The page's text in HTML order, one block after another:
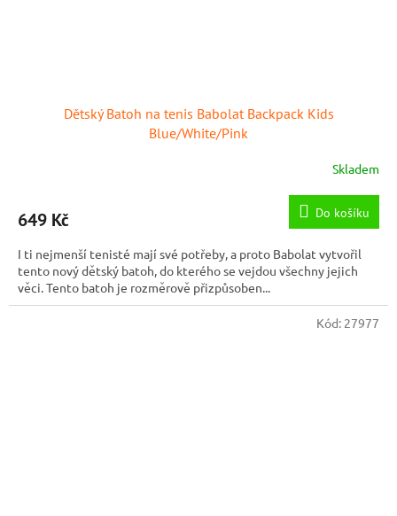
Dětský Batoh na tenis Babolat Backpack Kids
Blue/White/Pink
Skladem
649 Kč Do košíku
I ti nejmenší tenisté mají své potřeby, a proto Babolat vytvořil
tento nový dětský batoh, do kterého se vejdou všechny jejich
věci. Tento batoh je rozměrově přizpůsoben...
Kód: 27977